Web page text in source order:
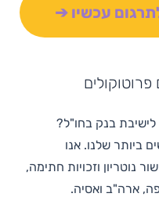
עכשיו ➔
בנק בחו"ל?
ביותר שלנו. אנו
נוטריון וזכויות חתימה,
ארה"ב ואסיה.